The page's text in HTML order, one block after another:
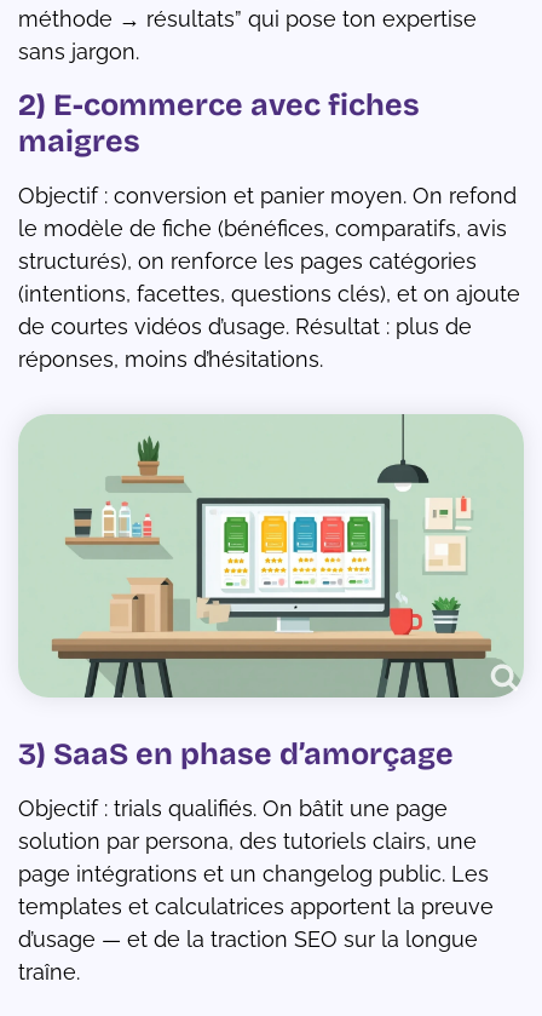
méthode → résultats” qui pose ton expertise
sans jargon.
2) E-commerce avec fiches
maigres
Objectif : conversion et panier moyen. On refond
le modèle de fiche (bénéfices, comparatifs, avis
structurés), on renforce les pages catégories
(intentions, facettes, questions clés), et on ajoute
de courtes vidéos d’usage. Résultat : plus de
réponses, moins d’hésitations.
3) SaaS en phase d’amorçage
Objectif : trials qualifiés. On bâtit une page
solution par persona, des tutoriels clairs, une
page intégrations et un changelog public. Les
templates et calculatrices apportent la preuve
d’usage — et de la traction SEO sur la longue
traîne.